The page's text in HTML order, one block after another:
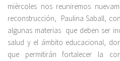
miércoles nos reuniremos
reconstrucción, Paulina Saball,
algunas materias que deben ser
salud y el ámbito educacional,
que permitirán fortalecer la